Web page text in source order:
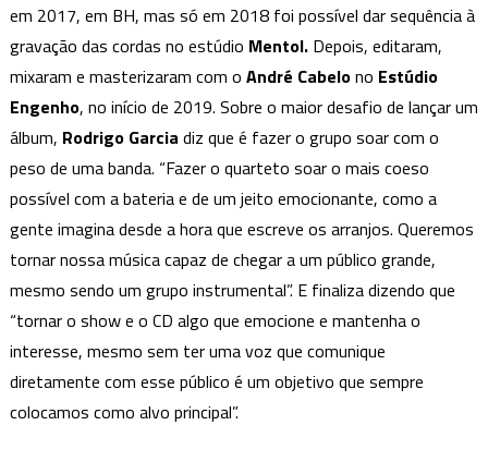
em 2017, em BH, mas só em 2018 foi possível dar sequência à
gravação das cordas no estúdio Mentol.Depois, editaram,
mixaram e masterizaram com o André Cabelono Estúdio
Engenho, no início de 2019. Sobre o maior desafio de lançar um
álbum, Rodrigo Garcia diz que é fazer o grupo soar com o
peso de uma banda. “Fazer o quarteto soar o mais coeso
possível com a bateria e de um jeito emocionante, como a
gente imagina desde a hora que escreve os arranjos. Queremos
tornar nossa música capaz de chegar a um público grande,
mesmo sendo um grupo instrumental”. E finaliza dizendo que
“tornar o show e o CD algo que emocione e mantenha o
interesse, mesmo sem ter uma voz que comunique
diretamente com esse público é um objetivo que sempre
colocamos como alvo principal”.